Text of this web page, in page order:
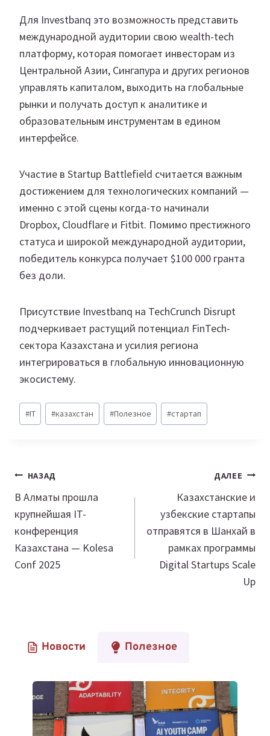
Для Investbanq это возможность представить
международной аудитории свою wealth-tech
платформу, которая помогает инвесторам из
Центральной Азии, Сингапура и других регионов
управлять капиталом, выходить на глобальные
рынки и получать доступ к аналитике и
образовательным инструментам в едином
интерфейсе.
Участие в Startup Battlefield считается важным
достижением для технологических компаний —
именно с этой сцены когда-то начинали
Dropbox, Cloudflare и Fitbit. Помимо престижного
статуса и широкой международной аудитории,
победитель конкурса получает $100 000 гранта
без доли.
Присутствие Investbanq на TechCrunch Disrupt
подчеркивает растущий потенциал FinTech-
сектора Казахстана и усилия региона
интегрироваться в глобальную инновационную
экосистему.
Метки
записи:
#IT #казахстан #Полезное #стартап
Навигация
по
записям
НАЗАД
В Алматы прошла
крупнейшая IT-
конференция
Казахстана — Kolesa
Conf 2025
ДАЛЕЕ
Казахстанские и
узбекские стартапы
отправятся в Шанхай в
рамках программы
Digital Startups Scale
Up
Новости Полезное